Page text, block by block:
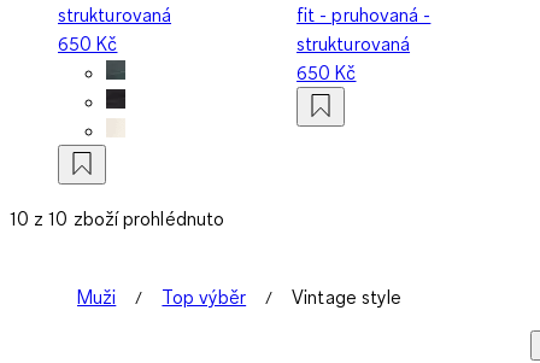
strukturovaná
650 Kč
fit - pruhovaná -
strukturovaná
650 Kč
10 z 10 zboží prohlédnuto
Muži Top výběr Vintage style